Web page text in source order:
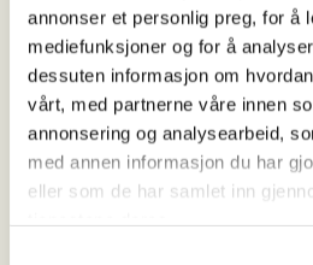
annonser et personlig preg, for å
mediefunksjoner og for å
dessuten informasjon om
vårt, med partnerne våre innen
annonsering og analysearbeid,
med annen informasjon du har
eller som de har samlet inn
https://92233948
Introjakt på Vestlandet/
PÅMELDING: Ring eller send
arrangøransvarlige for